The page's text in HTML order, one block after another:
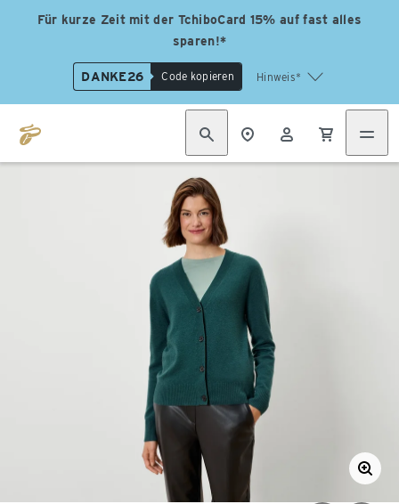
Für kurze Zeit mit der TchiboCard 15% auf fast alles
sparen!*
DANKE26 Code kopieren Hinweis*